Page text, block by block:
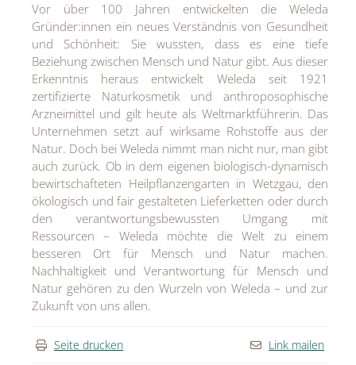
Vor über 100 Jahren entwickelten die Weleda
Gründer:innen ein neues Verständnis von Gesundheit
und Schönheit: Sie wussten, dass es eine tiefe
Beziehung zwischen Mensch und Natur gibt. Aus dieser
Erkenntnis heraus entwickelt Weleda seit 1921
zertifizierte Naturkosmetik und anthroposophische
Arzneimittel und gilt heute als Weltmarktführerin. Das
Unternehmen setzt auf wirksame Rohstoffe aus der
Natur. Doch bei Weleda nimmt man nicht nur, man gibt
auch zurück. Ob in dem eigenen biologisch-dynamisch
bewirtschafteten Heilpflanzengarten in Wetzgau, den
ökologisch und fair gestalteten Lieferketten oder durch
den verantwortungsbewussten Umgang mit
Ressourcen – Weleda möchte die Welt zu einem
besseren Ort für Mensch und Natur machen.
Nachhaltigkeit und Verantwortung für Mensch und
Natur gehören zu den Wurzeln von Weleda – und zur
Zukunft von uns allen.
Seite drucken Link mailen